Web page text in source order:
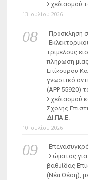
Σχεδιασμού
13 Ιουλίου 2026
Πρόσκληση
τριμελούς
πλήρωση
Επίκουρου
γνωστικό
(ΑΡΡ 55920)
Σχεδιασμού
Σχολής
ΔΙ.ΠΑ.Ε.
10 Ιουλίου 2026
Σώματος για
βαθμίδας
(Νέα Θέση),